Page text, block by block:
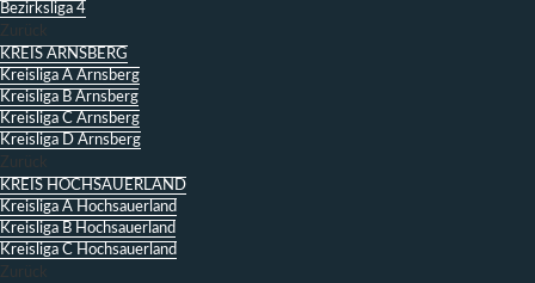
Bezirksliga 4
Zurück
KREIS ARNSBERG
Kreisliga A Arnsberg
Kreisliga B Arnsberg
Kreisliga C Arnsberg
Kreisliga D Arnsberg
Zurück
KREIS HOCHSAUERLAND
Kreisliga A Hochsauerland
Kreisliga B Hochsauerland
Kreisliga C Hochsauerland
Zurück